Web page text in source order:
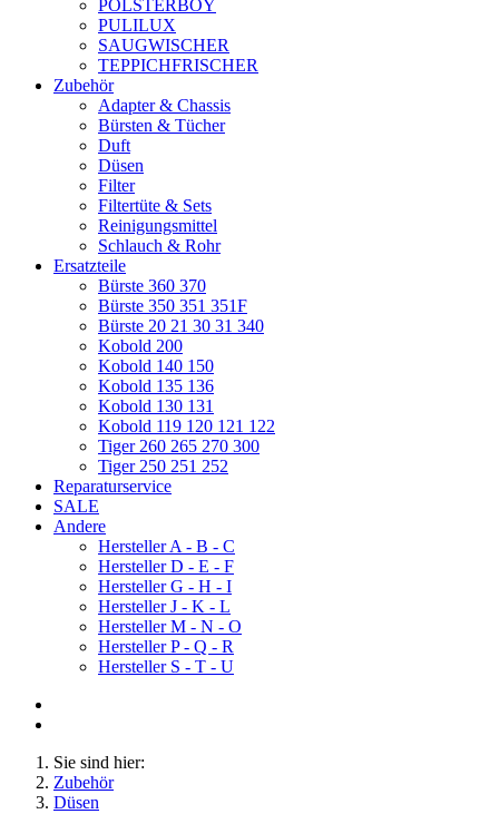
POLSTERBOY
PULILUX
SAUGWISCHER
TEPPICHFRISCHER
Zubehör
Adapter & Chassis
Bürsten & Tücher
Duft
Düsen
Filter
Filtertüte & Sets
Reinigungsmittel
Schlauch & Rohr
Ersatzteile
Bürste 360 370
Bürste 350 351 351F
Bürste 20 21 30 31 340
Kobold 200
Kobold 140 150
Kobold 135 136
Kobold 130 131
Kobold 119 120 121 122
Tiger 260 265 270 300
Tiger 250 251 252
Reparaturservice
SALE
Andere
Hersteller A - B - C
Hersteller D - E - F
Hersteller G - H - I
Hersteller J - K - L
Hersteller M - N - O
Hersteller P - Q - R
Hersteller S - T - U
Sie sind hier:
Zubehör
Düsen